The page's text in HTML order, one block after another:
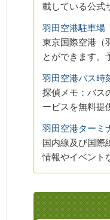
載している公式
羽田空港駐車場
東京国際空港（
とができます。
羽田空港バス時
探偵メモ：バス
ービスを無料提
羽田空港ターミ
国内線及び国際
情報やイベント